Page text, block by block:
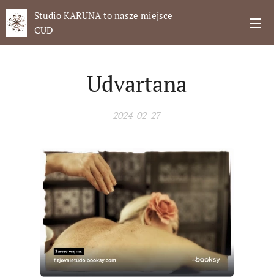
Studio KARUNA to nasze miejsce
CUD
Udvartana
2024-02-27